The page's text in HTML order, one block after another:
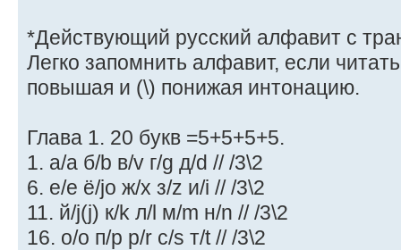
*Действующий русский алфавит с
Легко запомнить алфавит, если
повышая и (\) понижая интонацию.
Глава 1. 20 букв =5+5+5+5.
1. а/a б/b в/v г/g д/d // /3\2
6. е/e ё/jo ж/x з/z и/i // /3\2
11. й/j(j) к/k л/l м/m н/n // /3\2
16. о/o п/p р/r с/s т/t // /3\2